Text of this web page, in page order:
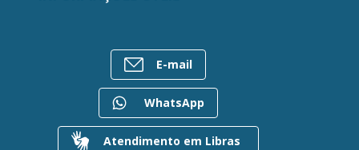
Ailos Educação
Gerenciar Cookies
Para empresas
Postos de Atendimento
Regularização de dívidas
Valores a Receber
Contato
Canal de Ética
E-mail
WhatsApp
Atendimento em Libras